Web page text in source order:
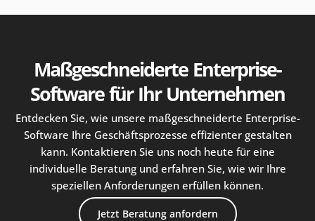
Maßgeschneiderte Enterprise-
Software für Ihr Unternehmen
Entdecken Sie, wie unsere maßgeschneiderte Enterprise-
Software Ihre Geschäftsprozesse effizienter gestalten
kann. Kontaktieren Sie uns noch heute für eine
individuelle Beratung und erfahren Sie, wie wir Ihre
speziellen Anforderungen erfüllen können.
Jetzt Beratung anfordern